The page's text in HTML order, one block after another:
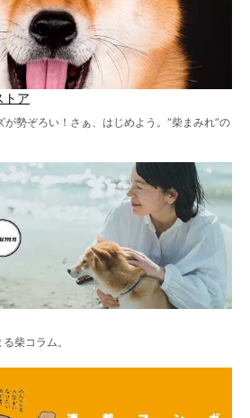
トア
勢ぞろい！さぁ、はじめよう。“柴まみれ”の
柴コラム。